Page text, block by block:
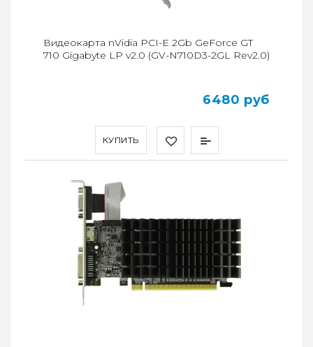
КУПИТЬ
Видеокарта nVidia PCI-E 2Gb GeForce GT
710 Gigabyte LP v2.0 (GV-N710D3-2GL Rev2.0)
6480 руб